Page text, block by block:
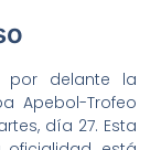
por delante la
Apebol-Trofeo
día 27. Esta